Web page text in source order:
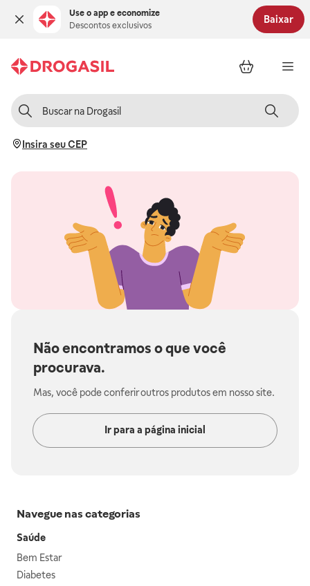
Use o app e economize
Descontos exclusivos
Baixar
Insira seu CEP
Não encontramos o que você
procurava.
Mas, você pode conferir outros produtos em nosso site.
Ir para a página inicial
Navegue nas categorias
Saúde
Bem Estar
Diabetes